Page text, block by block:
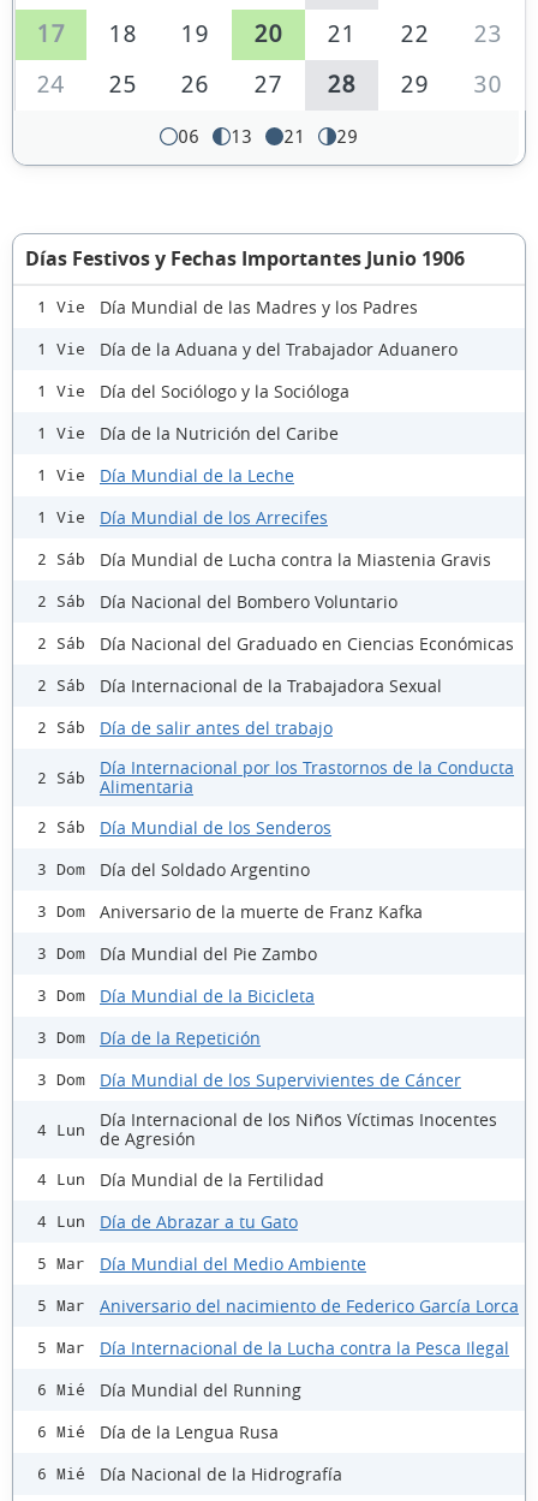
17
18 19 20 21 22
23
24
25 26 27 28 29 30
06 13 21 29
Días Festivos y Fechas Importantes Junio 1906
1 Vie Día Mundial de las Madres y los Padres
1 Vie Día de la Aduana y del Trabajador Aduanero
1 Vie Día del Sociólogo y la Socióloga
1 Vie Día de la Nutrición del Caribe
1 Vie Día Mundial de la Leche
1 Vie Día Mundial de los Arrecifes
2 Sáb Día Mundial de Lucha contra la Miastenia Gravis
2 Sáb Día Nacional del Bombero Voluntario
2 Sáb Día Nacional del Graduado en Ciencias Económicas
2 Sáb Día Internacional de la Trabajadora Sexual
2 Sáb Día de salir antes del trabajo
2 Sáb
Día Internacional por los Trastornos de la Conducta
Alimentaria
2 Sáb Día Mundial de los Senderos
3 Dom Día del Soldado Argentino
3 Dom Aniversario de la muerte de Franz Kafka
3 Dom Día Mundial del Pie Zambo
3 Dom Día Mundial de la Bicicleta
3 Dom Día de la Repetición
3 Dom Día Mundial de los Supervivientes de Cáncer
4 Lun
Día Internacional de los Niños Víctimas Inocentes
de Agresión
4 Lun Día Mundial de la Fertilidad
4 Lun Día de Abrazar a tu Gato
5 Mar Día Mundial del Medio Ambiente
5 Mar Aniversario del nacimiento de Federico García Lorca
5 Mar Día Internacional de la Lucha contra la Pesca Ilegal
6 Mié Día Mundial del Running
6 Mié Día de la Lengua Rusa
6 Mié Día Nacional de la Hidrografía